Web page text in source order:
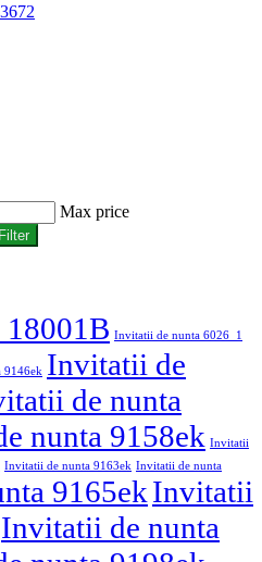
Max price
Filter
Invitatii de nunta 6026_1
9146ek Invitatii de
de nunta
nunta 9158ek Invitatii
Invitatii de nunta 9163ek Invitatii de nunta
9165ekInvitatii
Invitatii de nunta